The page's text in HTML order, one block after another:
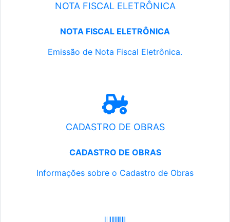
NOTA FISCAL ELETRÔNICA
NOTA FISCAL ELETRÔNICA
Emissão de Nota Fiscal Eletrônica.
CADASTRO DE OBRAS
CADASTRO DE OBRAS
Informações sobre o Cadastro de Obras